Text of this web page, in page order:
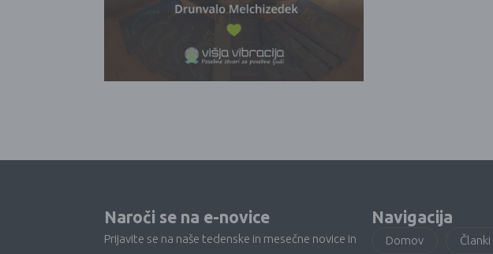
Naroči se na e-novice
Prijavite se na naše tedenske in mesečne novice in
Navigacija
Domov Članki